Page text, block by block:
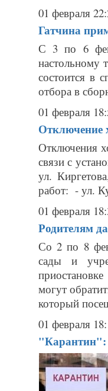
01 февраля
Гатчина
С 3 по 6
настольному
состоится в
отбора в
01 февраля
Отключение
Отключения
связи с
ул.
работ: - ул.
01 февраля
Родителям
Со 2 по 8
сады и
могут
который
01 февраля
"Карантин":